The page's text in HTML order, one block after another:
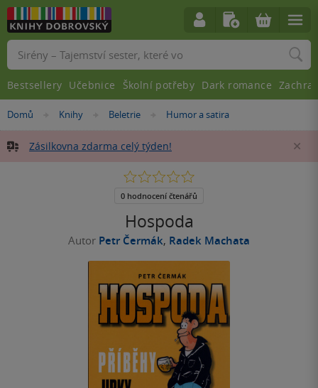
Nacházíte
zde:
Domů »
Knihy »
Beletrie »Humor a satira
Zásilkovna zdarma celý týden!
Hospoda
Autor Petr Čermák, Radek Machata
0.0
5
0 hodnocení čtenářů
Vyhledávání
Bestsellery Učebnice Školní potřeby Dark romance